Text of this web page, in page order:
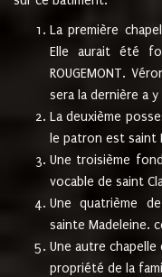
La première
Elle aurait été
ROUGEMONT.
sera la dernière a
La deuxième
le patron est saint
Une troisième
vocable de saint
Une quatrième
sainte Madeleine.
Une autre
propriété de la